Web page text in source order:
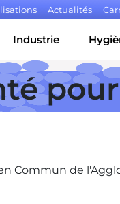
Actualités
Industrie
Commun de